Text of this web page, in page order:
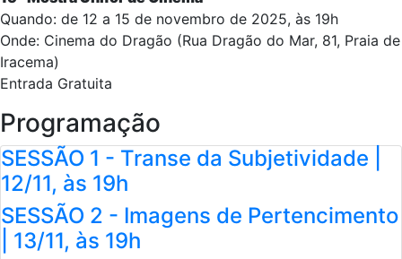
Quando: de 12 a 15 de novembro de 2025, às 19h
Onde: Cinema do Dragão (Rua Dragão do Mar, 81, Praia de
Iracema)
Entrada Gratuita
Programação
SESSÃO 1 - Transe da Subjetividade |
12/11, às 19h
SESSÃO 2 - Imagens de Pertencimento
| 13/11, às 19h